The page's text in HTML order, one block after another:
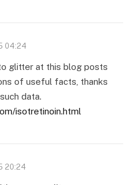
04:24
glitter at this blog posts
of useful facts, thanks
data.
isotretinoin.html
20:24